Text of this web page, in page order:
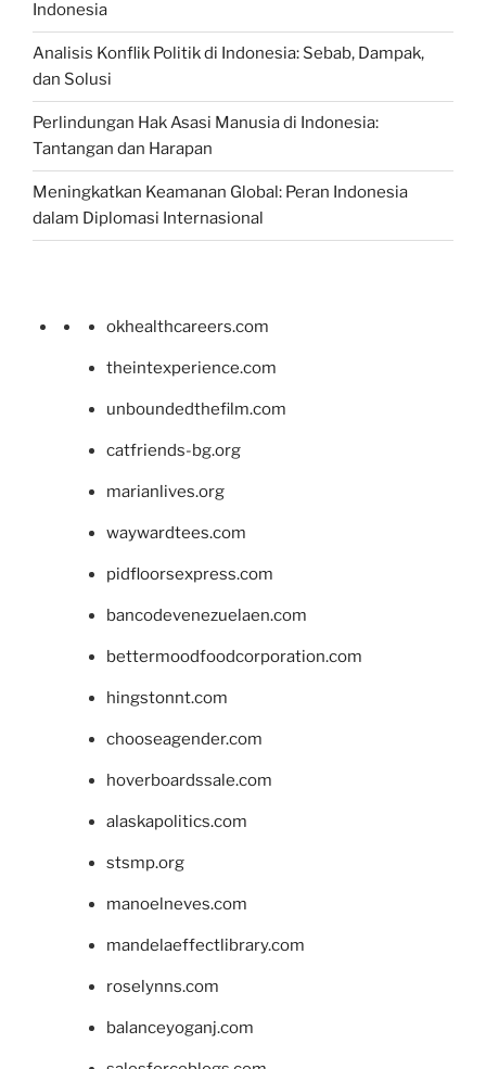
Indonesia
Analisis Konflik Politik di Indonesia: Sebab, Dampak,
dan Solusi
Perlindungan Hak Asasi Manusia di Indonesia:
Tantangan dan Harapan
Meningkatkan Keamanan Global: Peran Indonesia
dalam Diplomasi Internasional
okhealthcareers.com
theintexperience.com
unboundedthefilm.com
catfriends-bg.org
marianlives.org
waywardtees.com
pidfloorsexpress.com
bancodevenezuelaen.com
bettermoodfoodcorporation.com
hingstonnt.com
chooseagender.com
hoverboardssale.com
alaskapolitics.com
stsmp.org
manoelneves.com
mandelaeffectlibrary.com
roselynns.com
balanceyoganj.com